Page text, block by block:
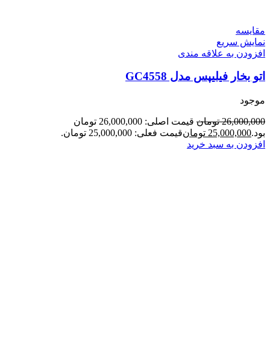
مقايسه
نمایش سریع
افزودن به علاقه مندی
اتو بخار فیلیپس مدل GC4558
موجود
26,000,000 تومان
قیمت اصلی: 26,000,000 تومان
بود.25,000,000 تومانقیمت فعلی: 25,000,000 تومان.
افزودن به سبد خرید